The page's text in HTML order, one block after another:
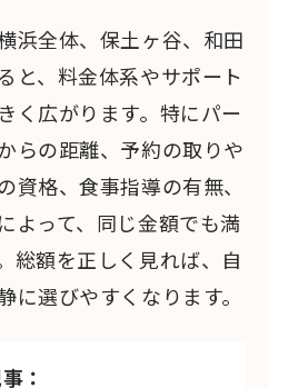
浜全体、保土ヶ谷、和田
と、料金体系やサポート
く広がります。特にパー
らの距離、予約の取りや
資格、食事指導の有無、
よって、同じ金額でも満
総額を正しく見れば、自
に選びやすくなります。
：